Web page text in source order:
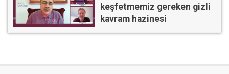
keşfetmemiz gereken gizli
kavram hazinesi